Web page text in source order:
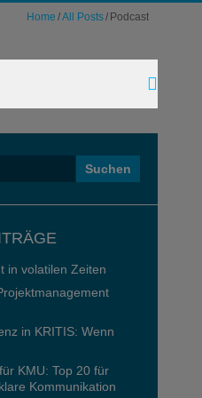
Home All Posts Podcast
in volatilen Zeiten
in KRITIS: Wenn
KMU: Top 20 für
Kommunikation